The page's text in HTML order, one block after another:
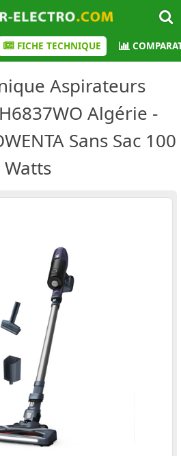
FICHE TECHNIQUE
Aspirateurs
Algérie -
Sans Sac 100
Watts